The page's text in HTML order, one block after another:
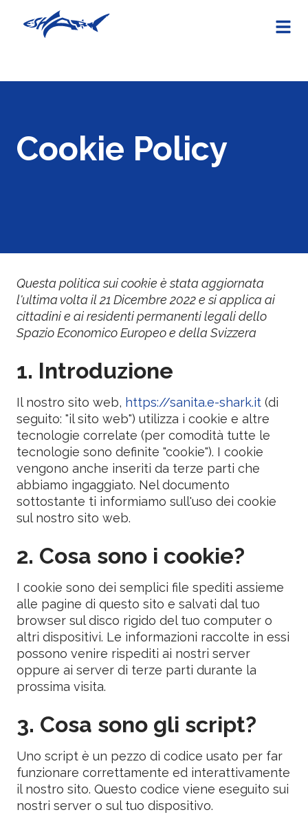
Cookie Policy
Questa politica sui cookie è stata aggiornata
l'ultima volta il 21 Dicembre 2022 e si applica ai
cittadini e ai residenti permanenti legali dello
Spazio Economico Europeo e della Svizzera
1. Introduzione
Il nostro sito web, https://sanita.e-shark.it (di
seguito: "il sito web") utilizza i cookie e altre
tecnologie correlate (per comodità tutte le
tecnologie sono definite "cookie"). I cookie
vengono anche inseriti da terze parti che
abbiamo ingaggiato. Nel documento
sottostante ti informiamo sull'uso dei cookie
sul nostro sito web.
2. Cosa sono i cookie?
I cookie sono dei semplici file spediti assieme
alle pagine di questo sito e salvati dal tuo
browser sul disco rigido del tuo computer o
altri dispositivi. Le informazioni raccolte in essi
possono venire rispediti ai nostri server
oppure ai server di terze parti durante la
prossima visita.
3. Cosa sono gli script?
Uno script è un pezzo di codice usato per far
funzionare correttamente ed interattivamente
il nostro sito. Questo codice viene eseguito sui
nostri server o sul tuo dispositivo.